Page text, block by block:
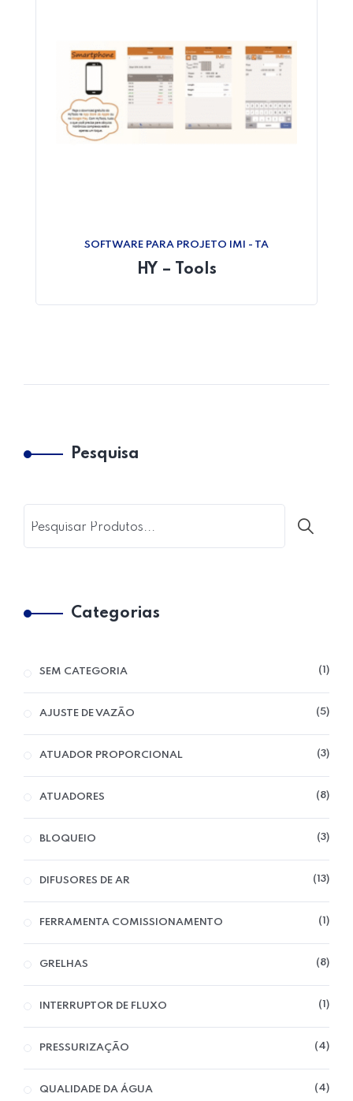
Home 04
SOFTWARE PARA PROJETO IMI - TA
HY – Tools
Pesquisa
Categorias
SEM CATEGORIA 1
AJUSTE DE VAZÃO 5
ATUADOR PROPORCIONAL 3
ATUADORES 8
BLOQUEIO 3
DIFUSORES DE AR 13
FERRAMENTA COMISSIONAMENTO 1
GRELHAS 8
INTERRUPTOR DE FLUXO 1
PRESSURIZAÇÃO 4
QUALIDADE DA ÁGUA 4